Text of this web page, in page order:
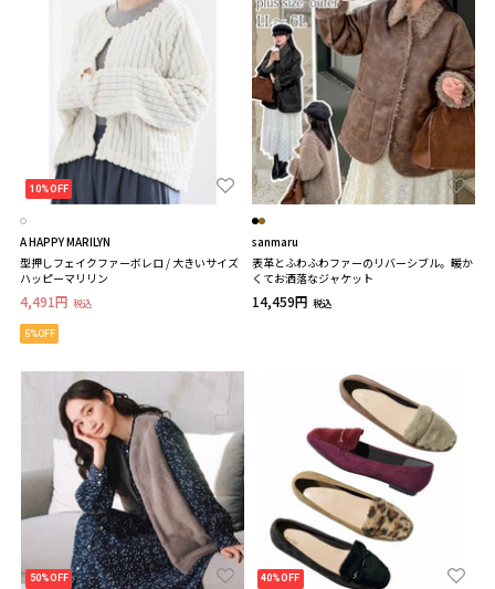
10%OFF
A HAPPY MARILYN
型押しフェイクファーボレロ / 大きいサイズ
ハッピーマリリン
4,491円 税込
5%OFF
sanmaru
表革とふわふわファーのリバーシブル。暖か
くてお洒落なジャケット
14,459円 税込
50%OFF 40%OFF